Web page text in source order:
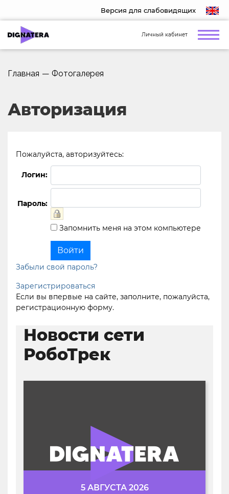
Версия для слабовидящих
Личный кабинет
Главная — Фотогалерея
Авторизация
Пожалуйста, авторизуйтесь:
Логин:
Пароль:
Запомнить меня на этом компьютере
Забыли свой пароль?
Зарегистрироваться
Если вы впервые на сайте, заполните, пожалуйста,
регистрационную форму.
Новости сети
РобоТрек
5 АВГУСТА 2026